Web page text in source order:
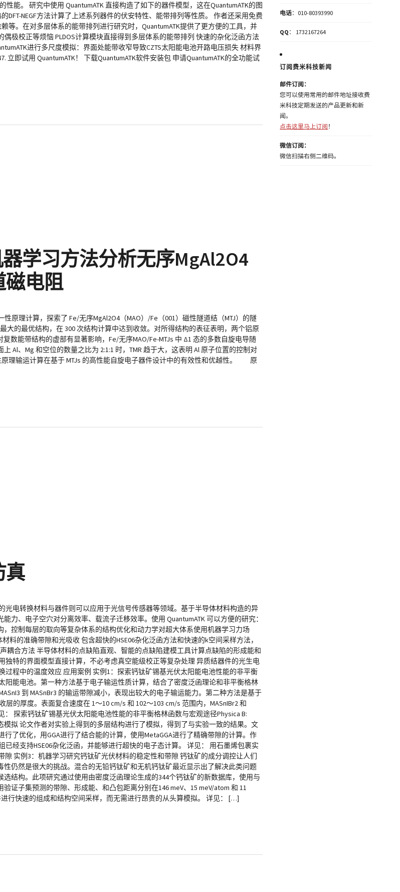
性能。 研究中使用 QuantumATK 直接构造了如下的器件模型，这在QuantumATK的图
NEGF方法计算了上述系列器件的伏安特性、能带排列等性质。 作者还采用免费
等。在对多层体系的能带排列进行研究时，QuantumATK提供了更方便的工具，并
极校正等烦恼 PLDOS计算模块直接得到多层体系的能带排列 快速的杂化泛函方法
进行多尺度模拟：界面处能带收窄导致CZTS太阳能电池开路电压损失 材料界
立即试用 QuantumATK！ 下载QuantumATK软件安装包 申请QuantumATK的全功能试
学习方法分析无序MgAl2O4
磁电阻
原理计算，探索了 Fe/无序MgAl2O4（MAO）/Fe（001）磁性隧道结（MTJ）的隧
大的最优结构，在 300 次结构计算中达到收敛。对所得结构的表征表明，两个铝原
数能带结构的虚部有显著影响，Fe/无序MAO/Fe-MTJs 中 Δ1 态的多数自旋电导随
Al、Mg 和空位的数量之比为 2:1:1 时，TMR 趋于大，这表明 Al 原子位置的控制对
原理输运计算在基于 MTJs 的高性能自旋电子器件设计中的有效性和优越性。 原
真
电转换材料与器件则可以应用于光信号传感器等领域。基于半导体材料构造的异
、电子空穴对分离效率、载流子迁移效率。使用 QuantumATK 可以方便的研究：
控制每层的取向等复杂体系的结构优化和动力学对超大体系使用机器学习力场
料的准确带隙和光吸收 包含超快的HSE06杂化泛函方法和快速的k空间采样方法，
合方法 半导体材料的点缺陷直观、智能的点缺陷建模工具计算点缺陷的形成能和
特的界面模型直接计算，不必考虑真空能级校正等复杂处理 异质结器件的光生电
程中的温度效应 应用案例 实例1：探索钙钛矿锡基光伏太阳能电池性能的非平衡
能电池。第一种方法基于电子输运性质计算，结合了密度泛函理论和非平衡格林
到 MASnBr3 的输运带隙减小，表现出较大的电子输运能力。第二种方法是基于
的厚度。表面复合速度在 1～10 cm/s 和 102～103 cm/s 范围内，MASnIBr2 和
： 探索钙钛矿锡基光伏太阳能电池性能的非平衡格林函数与宏观途径Physica B:
模拟 论文作者对实验上得到的多层结构进行了模拟，得到了与实验一致的结果。文
行了优化，用GGA进行了结合能的计算，使用MetaGGA进行了精确带隙的计算。作
已经支持HSE06杂化泛函，并能够进行超快的电子态计算。 详见： 用石墨烯包裹实
隙 实例3：机器学习研究钙钛矿光伏材料的稳定性和带隙 钙钛矿的成分调控让人们
仍然是很大的挑战。混合的无铅钙钛矿和无机钙钛矿最近显示出了解决此类问题
结构。此项研究通过使用由密度泛函理论生成的344个钙钛矿的新数据库，使用与
子集预测的带隙、形成能、和凸包距离分别在146 meV、15 meV/atom 和 11
行快速的组成和结构空间采样，而无需进行昂贵的从头算模拟。 详见： […]
电话：010-80393990
QQ ： 1732167264
订阅费米科技新闻
邮件订阅：
您可以使用常用的邮件地址接收费
米科技定期发送的产品更新和新
闻。
点击这里马上订阅 ！
微信订阅：
微信扫描右侧二维码。